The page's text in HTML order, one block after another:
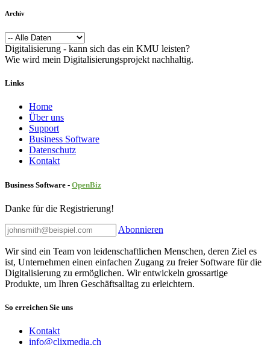
Archiv
Digitalisierung - kann sich das ein KMU leisten?
Wie wird mein Digitalisierungsprojekt nachhaltig.
Links
Home
Über uns
Sup​port
Business Software
Datenschutz
Kontakt
Business Software - OpenBiz
Danke für die Registrierung!
Abonnieren
Wir sind ein Team von leidenschaftlichen Menschen, deren Ziel es
ist, Unternehmen einen einfachen Zugang zu freier Software für die
Digitalisierung zu ermöglichen. Wir entwickeln grossartige
Produkte, um Ihren Geschäftsalltag zu erleichtern.
So erreichen Sie uns
Kontakt
info@clixmedia.ch